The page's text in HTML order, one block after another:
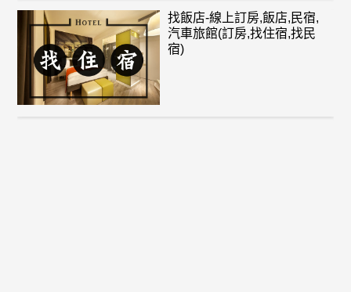
找飯店-線上訂房,飯店,民宿,
汽車旅館(訂房,找住宿,找民
宿)